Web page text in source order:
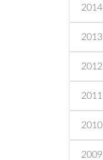
2014
2013
2012
2011
2010
2009